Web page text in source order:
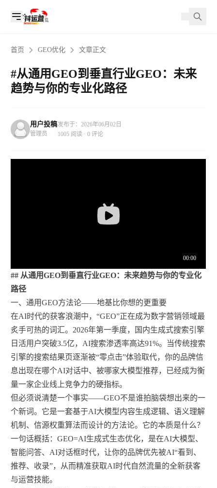
首页 GEO优化 文章正文
#从通用GEO到垂直行业GEO：未来
趋势与你的专业化路径
用户投稿
管理员
发布于：2026年06月02日
1005 阅读 · 0 评论
## 从通用GEO到垂直行业GEO：未来趋势与你的专业化
路径
一、通用GEO方法论——地基比你想的更重要
在AI时代的获客浪潮中，“GEO”正在成为数字营销领域最
炙手可热的词汇。2026年第一季度，国内生成式搜索引擎
日活用户突破3.5亿，AI搜索渗透率高达91%。当传统搜索
引擎的搜索结果页逐渐被“零点击”体验取代，你的品牌信
息出现在哪个AI对话中、被哪家大模型推荐，已经成为衡
量一家企业线上竞争力的硬指标。
但必须说清楚一个事实——GEO不是谁拍脑袋想出来的一
个新词。它是一套基于AI大模型内容生成逻辑、语义理解
机制、信源权重算法而设计的方法论。它的本质是什么？
一句话概括：GEO=AI生成式生态优化，是在AI大模型、
智能问答、AI对话框时代，让你的品牌优先被AI“看到、
推荐、收录”，从而精准获取AI时代自然流量的全新获客
与运营技能。